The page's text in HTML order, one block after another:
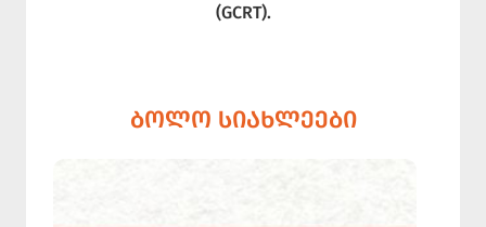
(GCRT).
ᲑᲝᲚᲝ ᲡᲘᲐᲮᲚᲔᲔᲑᲘ